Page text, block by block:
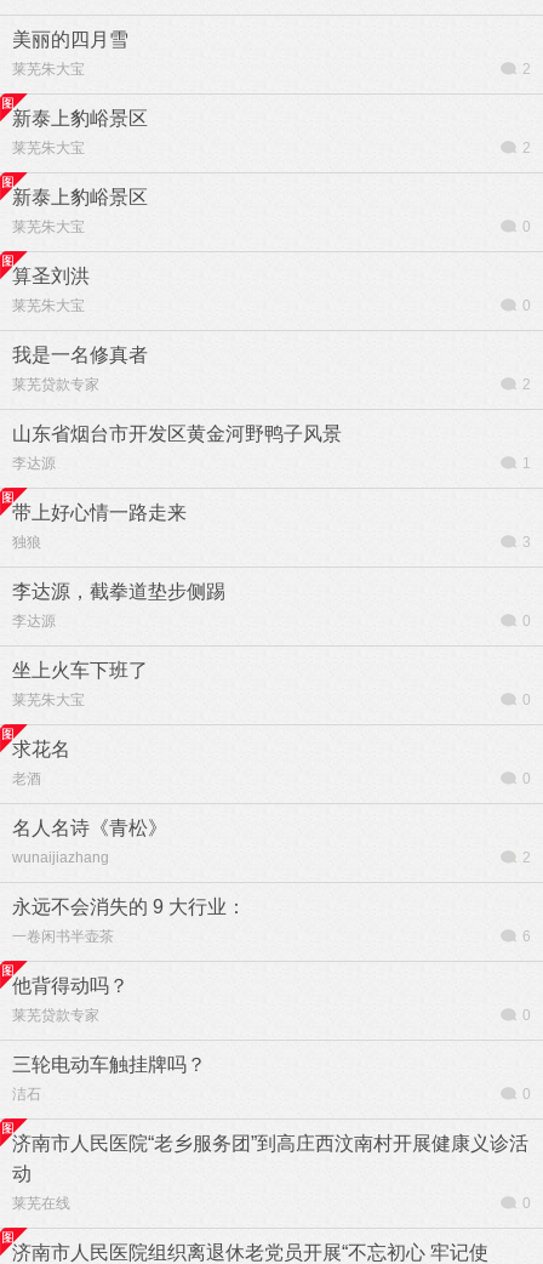
美丽的四月雪
莱芜朱大宝 2
新泰上豹峪景区
莱芜朱大宝 2
新泰上豹峪景区
莱芜朱大宝 0
算圣刘洪
莱芜朱大宝 0
我是一名修真者
莱芜贷款专家 2
山东省烟台市开发区黄金河野鸭子风景
李达源 1
带上好心情一路走来
独狼 3
李达源，截拳道垫步侧踢
李达源 0
坐上火车下班了
莱芜朱大宝 0
求花名
老酒 0
名人名诗《青松》
wunaijiazhang 2
永远不会消失的 9 大行业：
一卷闲书半壶茶 6
他背得动吗？
莱芜贷款专家 0
三轮电动车触挂牌吗？
洁石 0
济南市人民医院“老乡服务团”到高庄西汶南村开展健康义诊活
动
莱芜在线 0
济南市人民医院组织离退休老党员开展“不忘初心 牢记使